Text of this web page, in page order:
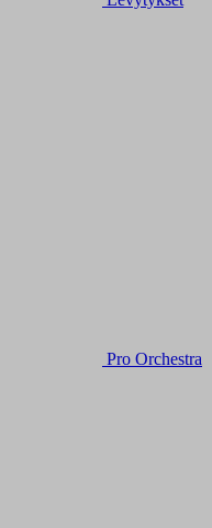
Pro Orchestra